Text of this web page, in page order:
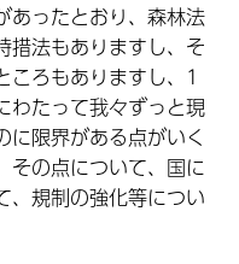
あったとおり、森林法
措法もありますし、そ
ころもありますし、1
わたって我々ずっと現
に限界がある点がいく
その点について、国に
、規制の強化等につい